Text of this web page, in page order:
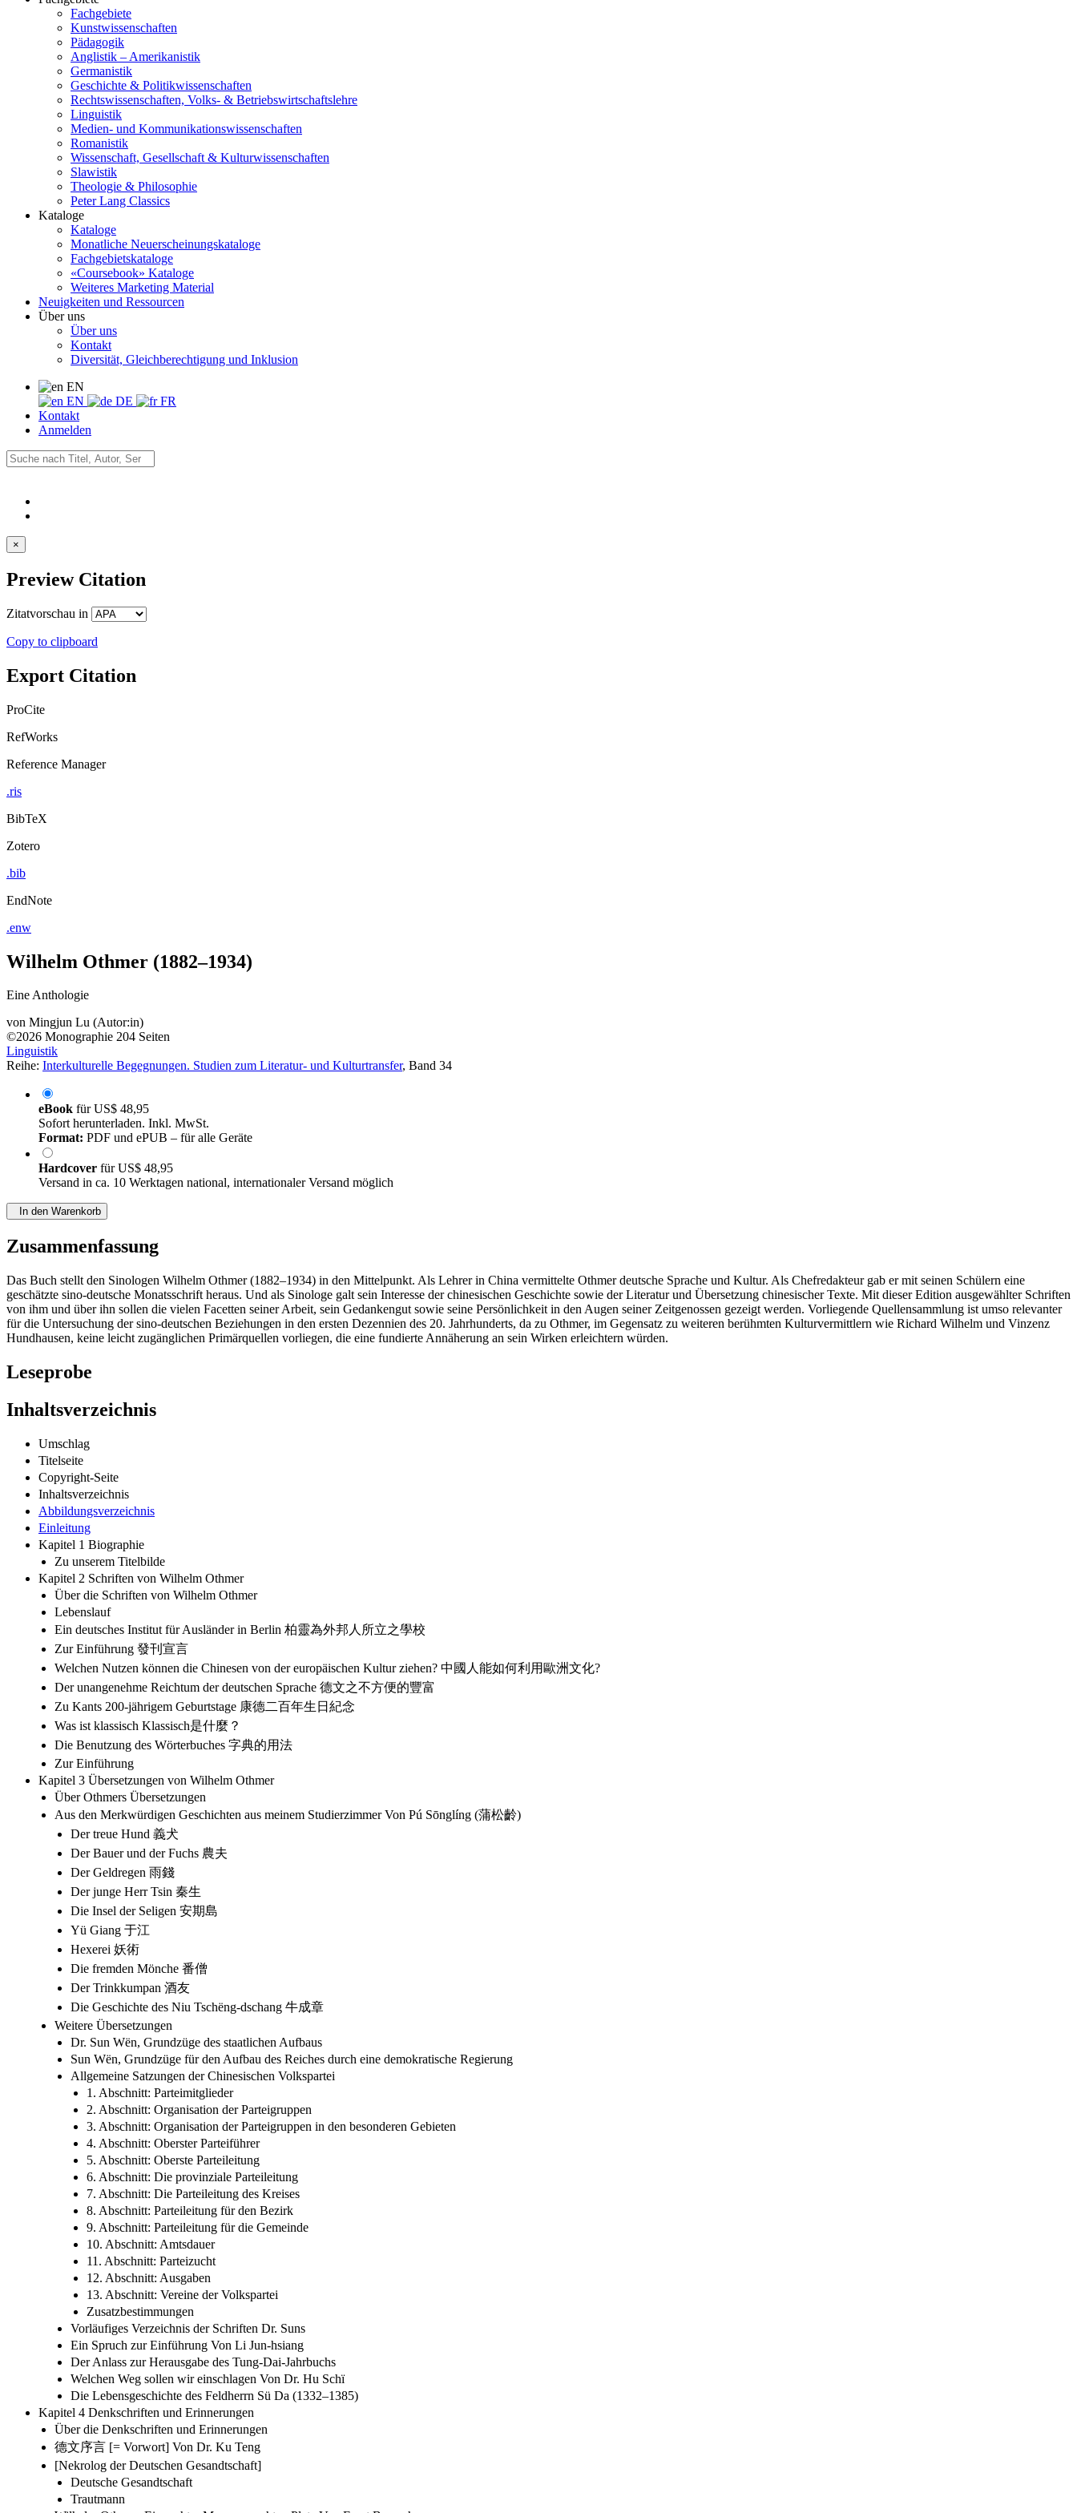
Fachgebiete
Kunstwissenschaften
Pädagogik
Anglistik – Amerikanistik
Germanistik
Geschichte & Politikwissenschaften
Rechtswissenschaften, Volks- & Betriebswirtschaftslehre
Linguistik
Medien- und Kommunikationswissenschaften
Romanistik
Wissenschaft, Gesellschaft & Kulturwissenschaften
Slawistik
Theologie & Philosophie
Peter Lang Classics
Kataloge
Kataloge
Monatliche Neuerscheinungskataloge
Fachgebietskataloge
«Coursebook» Kataloge
Weiteres Marketing Material
Neuigkeiten und Ressourcen
Über uns
Über uns
Kontakt
Diversität, Gleichberechtigung und Inklusion
EN
EN
DE
FR
Kontakt
Anmelden
×
Preview Citation
Zitatvorschau in
Copy to clipboard
Export Citation
ProCite
RefWorks
Reference Manager
.ris
BibTeX
Zotero
.bib
EndNote
.enw
Wilhelm Othmer (1882–1934)
Eine Anthologie
von Mingjun Lu (Autor:in)
©2026 Monographie 204 Seiten
Linguistik
Reihe: Interkulturelle Begegnungen. Studien zum Literatur- und Kulturtransfer, Band 34
eBook fürUS$ 48,95
Sofort herunterladen. Inkl. MwSt.
Format: PDF und ePUB – für alle Geräte
Hardcover fürUS$ 48,95
Versand in ca. 10 Werktagen national, internationaler Versand möglich
In den Warenkorb
Zusammenfassung
Das Buch stellt den Sinologen Wilhelm Othmer (1882–1934) in den Mittelpunkt. Als Lehrer in China vermittelte Othmer deutsche Sprache und Kultur. Als Chefredakteur gab er mit seinen Schülern eine
geschätzte sino-deutsche Monatsschrift heraus. Und als Sinologe galt sein Interesse der chinesischen Geschichte sowie der Literatur und Übersetzung chinesischer Texte. Mit dieser Edition ausgewählter Schriften
von ihm und über ihn sollen die vielen Facetten seiner Arbeit, sein Gedankengut sowie seine Persönlichkeit in den Augen seiner Zeitgenossen gezeigt werden. Vorliegende Quellensammlung ist umso relevanter
für die Untersuchung der sino-deutschen Beziehungen in den ersten Dezennien des 20. Jahrhunderts, da zu Othmer, im Gegensatz zu weiteren berühmten Kulturvermittlern wie Richard Wilhelm und Vinzenz
Hundhausen, keine leicht zugänglichen Primärquellen vorliegen, die eine fundierte Annäherung an sein Wirken erleichtern würden.
Leseprobe
Inhaltsverzeichnis
Umschlag
Titelseite
Copyright-Seite
Inhaltsverzeichnis
Abbildungsverzeichnis
Einleitung
Kapitel 1 Biographie
Zu unserem Titelbilde
Kapitel 2 Schriften von Wilhelm Othmer
Über die Schriften von Wilhelm Othmer
Lebenslauf
Ein deutsches Institut für Ausländer in Berlin 柏靈為外邦人所立之學校
Zur Einführung 發刊宣言
Welchen Nutzen können die Chinesen von der europäischen Kultur ziehen? 中國人能如何利用歐洲文化?
Der unangenehme Reichtum der deutschen Sprache 德文之不方便的豐富
Zu Kants 200-jährigem Geburtstage 康德二百年生日紀念
Was ist klassisch Klassisch是什麼？
Die Benutzung des Wörterbuches 字典的用法
Zur Einführung
Kapitel 3 Übersetzungen von Wilhelm Othmer
Über Othmers Übersetzungen
Aus den Merkwürdigen Geschichten aus meinem Studierzimmer Von Pú Sōnglíng (蒲松齡)
Der treue Hund 義犬
Der Bauer und der Fuchs 農夫
Der Geldregen 雨錢
Der junge Herr Tsin 秦生
Die Insel der Seligen 安期島
Yü Giang 于江
Hexerei 妖術
Die fremden Mönche 番僧
Der Trinkkumpan 酒友
Die Geschichte des Niu Tschëng-dschang 牛成章
Weitere Übersetzungen
Dr. Sun Wën, Grundzüge des staatlichen Aufbaus
Sun Wën, Grundzüge für den Aufbau des Reiches durch eine demokratische Regierung
Allgemeine Satzungen der Chinesischen Volkspartei
1. Abschnitt: Parteimitglieder
2. Abschnitt: Organisation der Parteigruppen
3. Abschnitt: Organisation der Parteigruppen in den besonderen Gebieten
4. Abschnitt: Oberster Parteiführer
5. Abschnitt: Oberste Parteileitung
6. Abschnitt: Die provinziale Parteileitung
7. Abschnitt: Die Parteileitung des Kreises
8. Abschnitt: Parteileitung für den Bezirk
9. Abschnitt: Parteileitung für die Gemeinde
10. Abschnitt: Amtsdauer
11. Abschnitt: Parteizucht
12. Abschnitt: Ausgaben
13. Abschnitt: Vereine der Volkspartei
Zusatzbestimmungen
Vorläufiges Verzeichnis der Schriften Dr. Suns
Ein Spruch zur Einführung Von Li Jun-hsiang
Der Anlass zur Herausgabe des Tung-Dai-Jahrbuchs
Welchen Weg sollen wir einschlagen Von Dr. Hu Schï
Die Lebensgeschichte des Feldherrn Sü Da (1332–1385)
Kapitel 4 Denkschriften und Erinnerungen
Über die Denkschriften und Erinnerungen
德文序言 [= Vorwort] Von Dr. Ku Teng
[Nekrolog der Deutschen Gesandtschaft]
Deutsche Gesandtschaft
Trautmann